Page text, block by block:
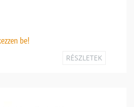
be!
RÉSZLETEK